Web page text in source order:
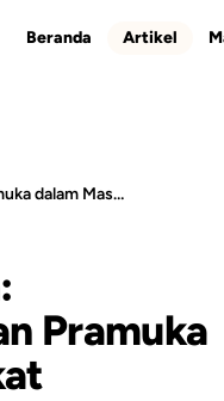
Beranda Artikel
Fungsi Pramuka: Pentingnya Peran Pramuka dalam Masyarakat
Pramuka